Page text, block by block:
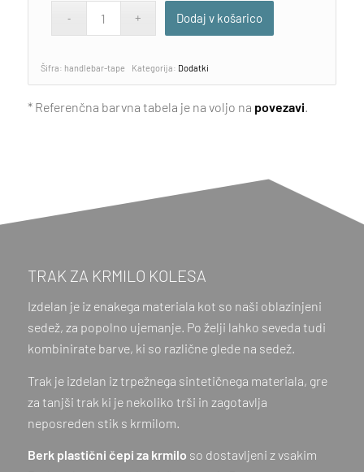
Dodaj v košarico
Šifra: handlebar-tape Kategorija: Dodatki
* Referenčna barvna tabela je na voljo na povezavi
TRAK ZA KRMILO KOLESA
Izdelan je iz enakega materiala kot so naši oblazinjeni
sedež, za popolno ujemanje. Po želji lahko seveda tudi
kombinirate barve, ki so različne glede na sedež.
Trak je izdelan iz trpežnega sintetičnega materiala, gre
za tanjši trak ki je nekoliko trši in zagotavlja
neposreden stik s krmilom.
Berk plastični čepi za krmilo so dostavljeni z vsakim